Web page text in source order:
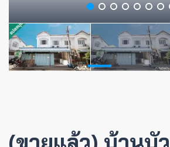
(ขายแล้ว) บ้านบั